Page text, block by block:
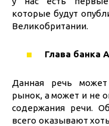
которые будут
Великобритании.
Глава банка
Данная речь
рынок, а может и не
содержания речи.
всего оказывают